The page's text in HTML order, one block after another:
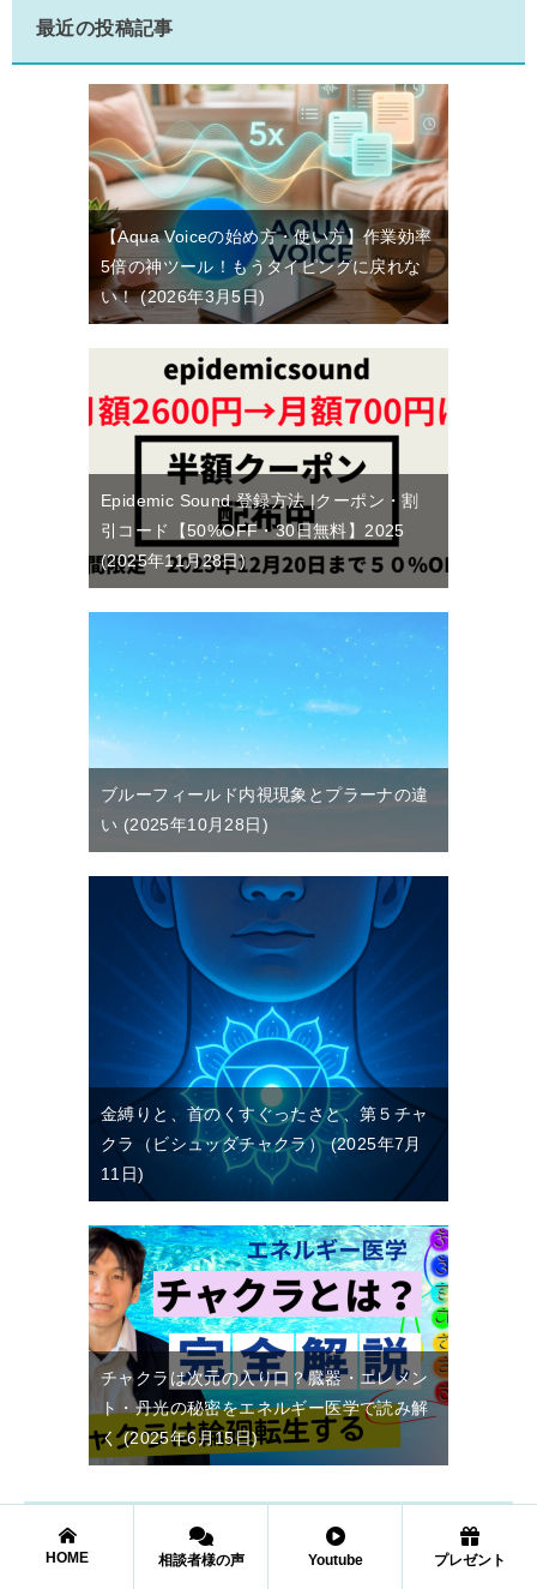
最近の投稿記事
【Aqua Voiceの始め方・使い方】作業効率
5倍の神ツール！もうタイピングに戻れな
い！
2026年3月5日
Epidemic Sound 登録方法 |クーポン・割
引コード【50%OFF・30日無料】2025
2025年11月28日
ブルーフィールド内視現象とプラーナの違
い
2025年10月28日
金縛りと、首のくすぐったさと、第５チャ
クラ（ビシュッダチャクラ）
2025年7月
11日
チャクラは次元の入り口？臓器・エレメン
ト・丹光の秘密をエネルギー医学で読み解
く
2025年6月15日
カウンセラー：プロフィール
HOME 相談者様の声 Youtube プレゼント